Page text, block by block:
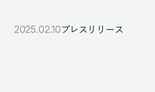
東京都港区東新橋1-9-1 東京汐留
2025.02.10プレスリリース